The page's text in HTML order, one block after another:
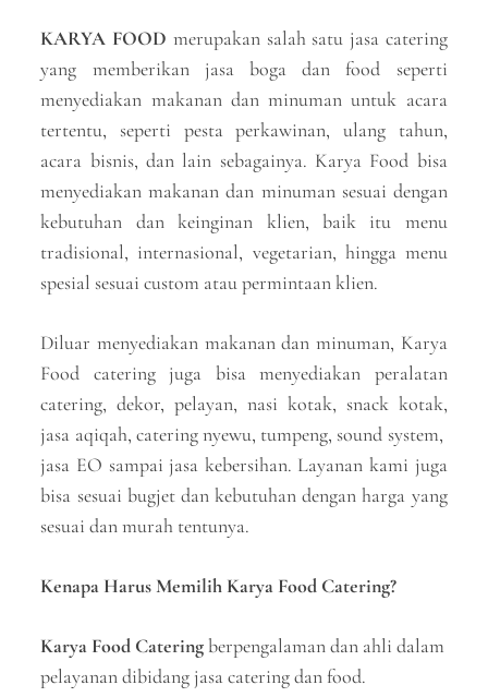
KARYA FOOD merupakan salah satu jasa catering
yang memberikan jasa boga dan food seperti
menyediakan makanan dan minuman untuk acara
tertentu, seperti pesta perkawinan, ulang tahun,
acara bisnis, dan lain sebagainya. Karya Food bisa
menyediakan makanan dan minuman sesuai dengan
kebutuhan dan keinginan klien, baik itu menu
tradisional, internasional, vegetarian, hingga menu
spesial sesuai custom atau permintaan klien.
Diluar menyediakan makanan dan minuman, Karya
Food catering juga bisa menyediakan peralatan
catering, dekor, pelayan, nasi kotak, snack kotak,
jasa aqiqah, catering nyewu, tumpeng, sound system,
jasa EO sampai jasa kebersihan. Layanan kami juga
bisa sesuai bugjet dan kebutuhan dengan harga yang
sesuai dan murah tentunya.
Kenapa Harus Memilih Karya Food Catering?
Karya Food Catering berpengalaman dan ahli dalam
pelayanan dibidang jasa catering dan food.